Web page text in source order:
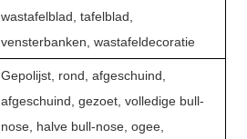
wastafelblad, tafelblad,
vensterbanken, wastafeldecoratie
Gepolijst, rond, afgeschuind,
afgeschuind, gezoet, volledige bull-
nose, halve bull-nose, ogee,